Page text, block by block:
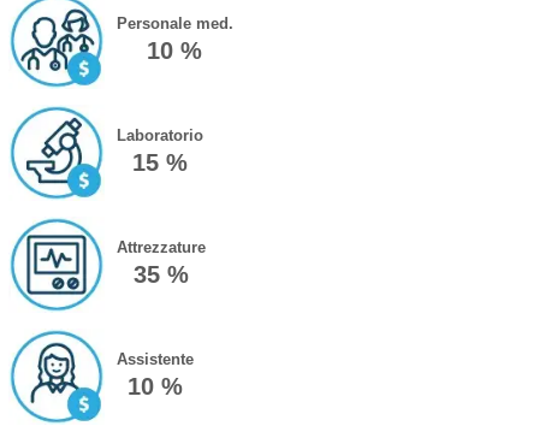
Personale med.
10 %
Laboratorio
15 %
Attrezzature
35 %
Assistente
10 %